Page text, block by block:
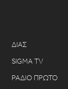
ΔΙΑΣ
SIGMA TV
ΡΑΔΙΟ ΠΡΩΤΟ